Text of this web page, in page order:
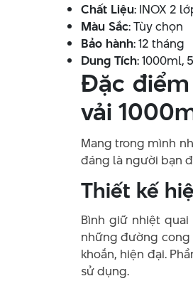
Chất Liệu: INOX 2
Màu Sắc: Tùy chọn
Bảo hành: 12 tháng
Dung Tích: 1000ml,
Đặc
vải
Mang trong mình
đáng là người bạn
Thiết kế
Bình giữ nhiệt quai
những đường cong
khoắn, hiện đại.
sử dụng.